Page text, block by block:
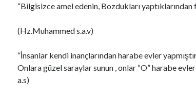
“Bilgisizce amel edenin, Bozdukları yaptıklarından
(Hz.Muhammed s.a.v)
“İnsanlar kendi inançlarından harabe evler
Onlara güzel saraylar sunun , onlar “O” harabe
a.s)